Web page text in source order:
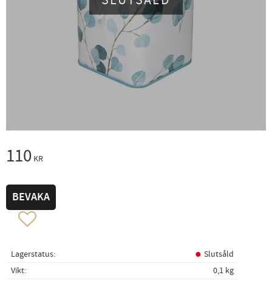
110 KR
Lägg till i favoriter
BEVAKA
Lagerstatus
Slutsåld
Vikt
0,1 kg